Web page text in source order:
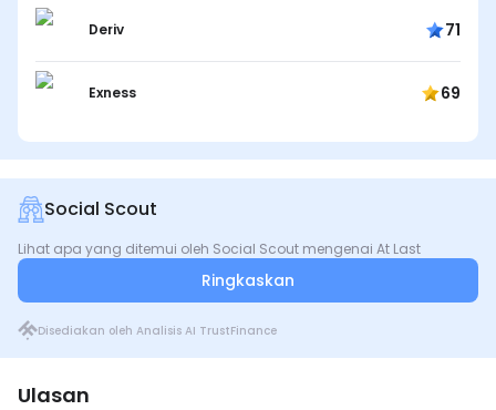
Deriv 71
Exness 69
Social Scout
Lihat apa yang ditemui oleh Social Scout mengenai At Last
Ringkaskan
Disediakan oleh Analisis AI TrustFinance
Ulasan